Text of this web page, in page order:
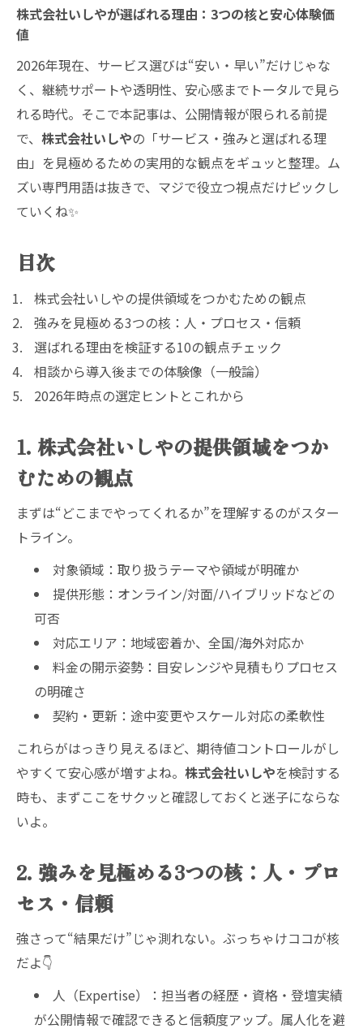
株式会社いしやが選ばれる理由：3つの核と安心体験価
値
2026年現在、サービス選びは“安い・早い”だけじゃな
く、継続サポートや透明性、安心感までトータルで見ら
れる時代。そこで本記事は、公開情報が限られる前提
で、 株式会社いしやの「サービス・強みと選ばれる理
由」を見極めるための実用的な観点をギュッと整理。ム
ズい専門用語は抜きで、マジで役立つ視点だけピックし
ていくね✨
目次
株式会社いしやの提供領域をつかむための観点
強みを見極める3つの核：人・プロセス・信頼
選ばれる理由を検証する10の観点チェック
相談から導入後までの体験像（一般論）
2026年時点の選定ヒントとこれから
1. 株式会社いしやの提供領域をつか
むための観点
まずは“どこまでやってくれるか”を理解するのがスター
トライン。
対象領域：取り扱うテーマや領域が明確か
提供形態：オンライン/対面/ハイブリッドなどの
可否
対応エリア：地域密着か、全国/海外対応か
料金の開示姿勢：目安レンジや見積もりプロセス
の明確さ
契約・更新：途中変更やスケール対応の柔軟性
これらがはっきり見えるほど、期待値コントロールがし
やすくて安心感が増すよね。 株式会社いしやを検討する
時も、まずここをサクッと確認しておくと迷子にならな
いよ。
2. 強みを見極める3つの核：人・プロ
セス・信頼
強さって“結果だけ”じゃ測れない。ぶっちゃけココが核
だよ👇
人（Expertise）：担当者の経歴・資格・登壇実績
が公開情報で確認できると信頼度アップ。属人化を避